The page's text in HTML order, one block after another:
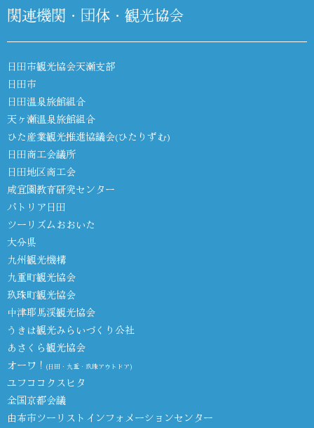
関連機関・団体・観光協会
日田市観光協会天瀬支部
日田市
日田温泉旅館組合
天ヶ瀬温泉旅館組合
ひた産業観光推進協議会(ひたりずむ)
日田商工会議所
日田地区商工会
咸宜園教育研究センター
パトリア日田
ツーリズムおおいた
大分県
九州観光機構
九重町観光協会
玖珠町観光協会
中津耶馬渓観光協会
うきは観光みらいづくり公社
あさくら観光協会
オーワ！ (日田・九重・玖珠アウトドア)
ユフココクスヒタ
全国京都会議
由布市ツーリストインフォメーションセンター